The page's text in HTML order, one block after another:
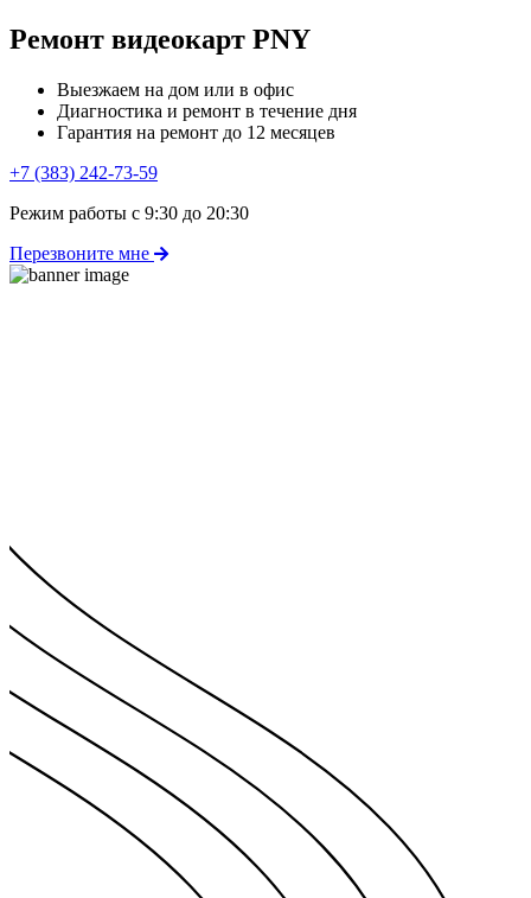
Ремонт видеокарт PNY
Выезжаем на дом или в офис
Диагностика и ремонт в течение дня
Гарантия на ремонт до 12 месяцев
+7 (383) 242-73-59
Режим работы с 9:30 до 20:30
Перезвоните мне